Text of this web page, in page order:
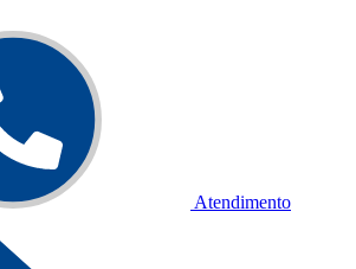
Atendimento